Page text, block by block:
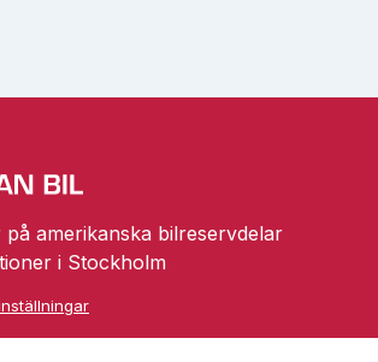
på amerikanska bilreservdelar
i Stockholm